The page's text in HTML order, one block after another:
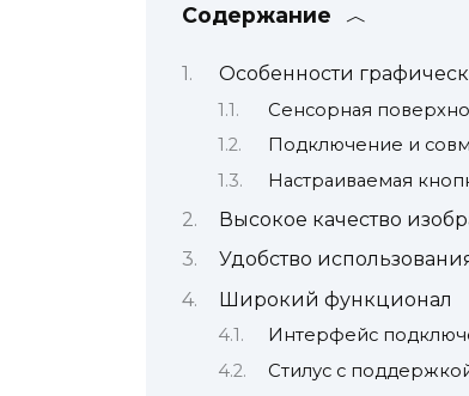
Содержание
Особенности
Сенсорная
Подключение и
Настраиваемая
Высокое качество
Удобство
Широкий функционал
Интерфейс
Стилус с